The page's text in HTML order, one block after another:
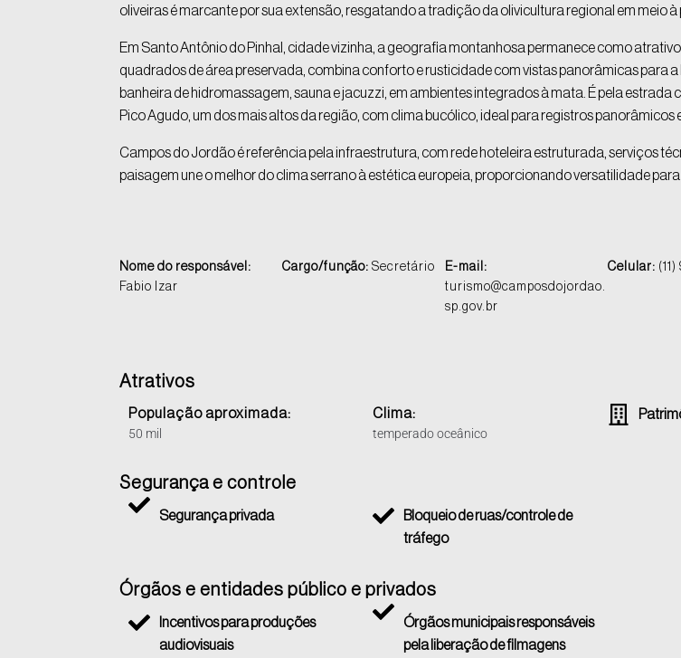
oliveiras é marcante por sua extensão, resgatando a tradição da olivicultura regional em meio à
Em Santo Antônio do Pinhal, cidade vizinha, a geografia montanhosa permanece como
quadrados de área preservada, combina conforto e rusticidade com vistas panorâmicas para
banheira de hidromassagem, sauna e jacuzzi, em ambientes integrados à mata. É pela
Pico Agudo, um dos mais altos da região, com clima bucólico, ideal para registros panorâmicos
Campos do Jordão é referência pela infraestrutura, com rede hoteleira estruturada, serviços
paisagem une o melhor do clima serrano à estética europeia, proporcionando versatilidade
Nome do responsável:
Fabio Izar
Cargo/função: Secretário
E-mail:
turismo@camposdojordao.
sp.gov.br
Celular:
Atrativos
População aproximada:
50 mil
Clima:
temperado oceânico
Segurança e controle
Segurança privada
Bloqueio de ruas/controle de
tráfego
Órgãos e entidades público e privados
Incentivos para produções
audiovisuais
Órgãos municipais responsáveis
pela liberação de filmagens